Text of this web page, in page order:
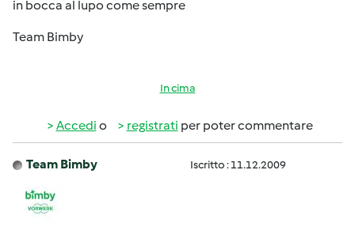
in bocca al lupo come sempre
Team Bimby
In cima
Accedi o registrati per poter commentare
Team Bimby Iscritto : 11.12.2009